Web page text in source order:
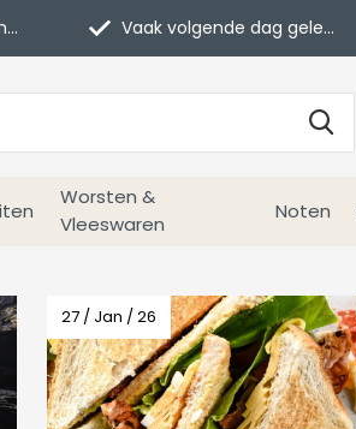
Worsten &
Vleeswaren
Noten
Vaak volgende dag geleverd
27 / Jan / 26